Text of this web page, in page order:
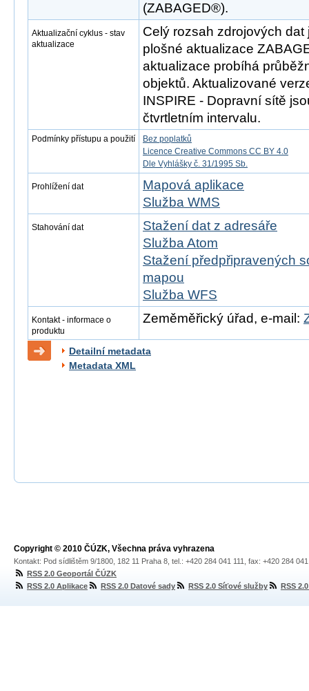
(ZABAGED®).
Aktualizační cyklus - stav
aktualizace
Celý rozsah zdrojových
plošné aktualizace
aktualizace probíhá
objektů. Aktualizované
INSPIRE - Dopravní sítě
čtvrtletním intervalu.
Podmínky přístupu a použití
Bez poplatků
Licence Creative Commons CC BY 4.0
Dle Vyhlášky č. 31/1995 Sb.
Prohlížení dat
Mapová aplikace
Služba WMS
Stahování dat
Stažení dat z adresáře
Služba Atom
Stažení předpřipravených
mapou
Služba WFS
Kontakt - informace o
produktu
Zeměměřický úřad, e-mail:
Detailní metadata
Metadata XML
Copyright © 2010 ČÚZK, Všechna práva vyhrazena
Kontakt: Pod sídlištěm 9/1800, 182 11 Praha 8, tel.: +420 284 041 111, fax: +420 284
RSS 2.0 Geoportál ČÚZK
RSS 2.0 Aplikace
RSS 2.0 Datové sady RSS 2.0 Síťové služby RSS